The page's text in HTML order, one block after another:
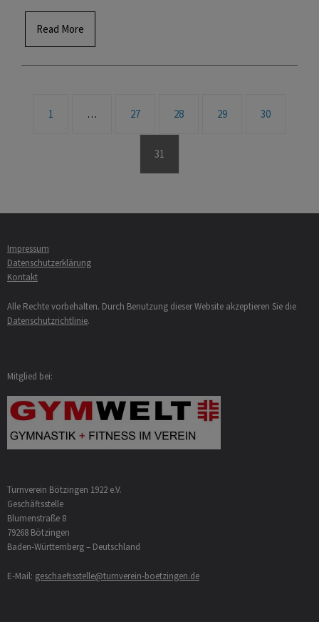
Read More
1 … 27 28 29 30
31
Impressum
Datenschutzerklärung
Kontakt
Alle Rechte vorbehalten. Durch Benutzung dieser Website akzeptieren Sie die
Datenschutzrichtlinie.
Mitglied bei:
Turnverein Bötzingen 1922 e.V.
Geschäftsstelle
Blumenstraße 8
79268 Bötzingen
Baden-Württemberg – Deutschland
E-Mail: geschaeftsstelle@turnverein-boetzingen.de